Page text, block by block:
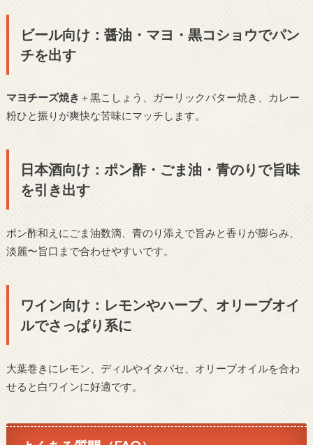
ビール向け：醤油・マヨ・黒コショウでパン
チを出す
マヨチーズ焼き ＋黒こしょう、ガーリックバター焼き、カレー
粉ひと振りが爽快な苦味にマッチします。
日本酒向け：ポン酢・ごま油・青のりで旨味
を引き出す
ポン酢和えにごま油数滴、青のり添えで旨みと香りが膨らみ、
淡麗〜旨口まで合わせやすいです。
ワイン向け：レモンやハーブ、オリーブオイ
ルでさっぱり系に
大葉巻きにレモン、ディルやイタパセ、オリーブオイルを合わ
せると白ワインに好適です。